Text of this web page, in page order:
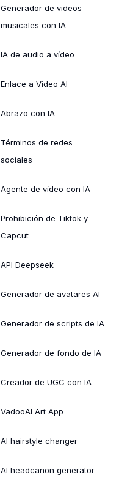
Generador de videos
musicales con IA
IA de audio a vídeo
Enlace a Video AI
Abrazo con IA
Términos de redes
sociales
Agente de vídeo con IA
Prohibición de Tiktok y
Capcut
API Deepseek
Generador de avatares AI
Generador de scripts de IA
Generador de fondo de IA
Creador de UGC con IA
VadooAI Art App
AI hairstyle changer
AI headcanon generator